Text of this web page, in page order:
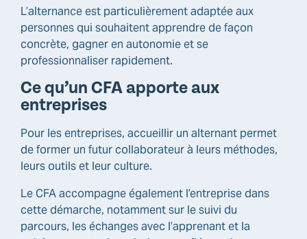
L’alternance est particulièrement adaptée aux
personnes qui souhaitent apprendre de façon
concrète, gagner en autonomie et se
professionnaliser rapidement.
Ce qu’un CFA apporte aux
entreprises
Pour les entreprises, accueillir un alternant permet
de former un futur collaborateur à leurs méthodes,
leurs outils et leur culture.
Le CFA accompagne également l’entreprise dans
cette démarche, notamment sur le suivi du
parcours, les échanges avec l’apprenant et la